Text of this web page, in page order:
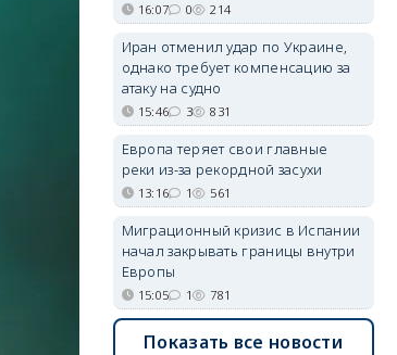
16:07 0 214
Иран отменил удар по Украине,
однако требует компенсацию за
атаку на судно
15:46 3 831
Европа теряет свои главные
реки из-за рекордной засухи
13:16 1 561
Миграционный кризис в Испании
начал закрывать границы внутри
Европы
15:05 1 781
Показать все новости